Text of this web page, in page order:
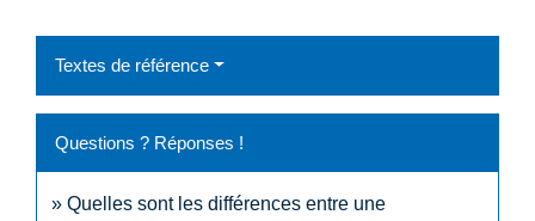
Textes de référence
Questions ? Réponses !
Quelles sont les différences entre une